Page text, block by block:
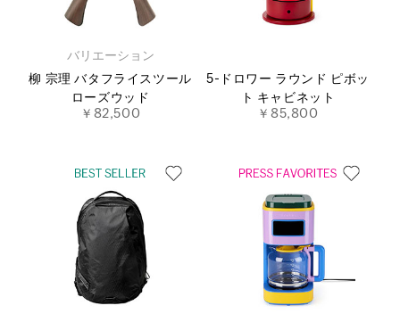
バリエーション
柳 宗理 バタフライスツール
ローズウッド
￥82,500
5-ドロワー ラウンド ピボッ
ト キャビネット
￥85,800